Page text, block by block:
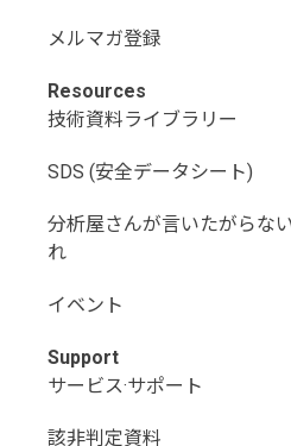
メルマガ登録
Resources
技術資料ライブラリー
SDS (安全データシート)
分析屋さんが言いたがらな
れ
イベント
Support
サービス·サポート
該非判定資料